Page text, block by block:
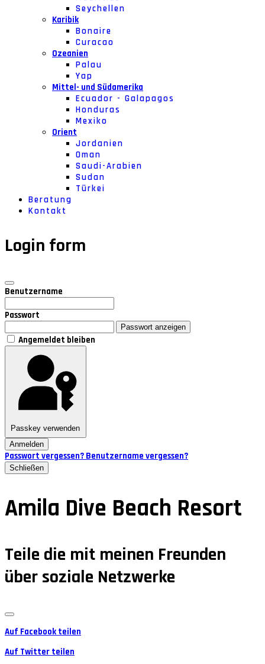
Seychellen
Karibik
Bonaire
Curacao
Ozeanien
Palau
Yap
Mittel- und Südamerika
Ecuador - Galapagos
Honduras
Mexiko
Orient
Jordanien
Oman
Saudi-Arabien
Sudan
Türkei
Beratung
Kontakt
Login form
Benutzername
Passwort
Passwort anzeigen
Angemeldet bleiben
Passkey verwenden
Anmelden
Passwort vergessen? Benutzername vergessen?
Schließen
Amila Dive Beach Resort
Teile die mit meinen Freunden
über soziale Netzwerke
Auf Facebook teilen
Auf Twitter teilen